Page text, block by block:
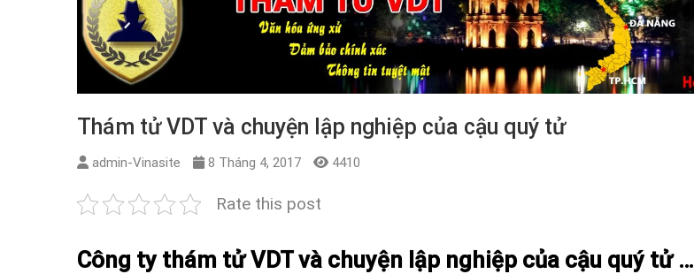
Thám tử VDT và chuyện lập nghiệp của cậu quý tử
admin-Vinasite 8 Tháng 4, 2017 4410
Rate this post
Công ty thám tử VDT và chuyện lập nghiệp của cậu quý tử …